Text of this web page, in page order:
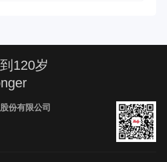
120岁
份有限公司